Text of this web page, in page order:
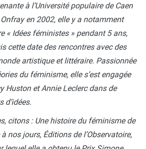
à l’Université populaire de Caen
en 2002, elle y a notamment
« Idées féministes » pendant 5 ans,
cette date des rencontres avec des
artistique et littéraire. Passionnée
du féminisme, elle s’est engagée
Huston et Annie Leclerc dans de
d’idées.
citons : Une histoire du féminisme de
nos jours, Éditions de l’Observatoire,